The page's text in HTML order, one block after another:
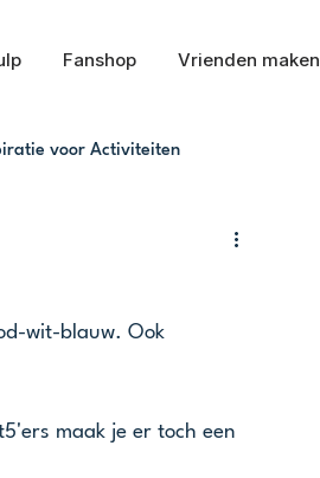
Fanshop Vrienden maken
voor Activiteiten
wit-blauw. Ook
maak je er toch een